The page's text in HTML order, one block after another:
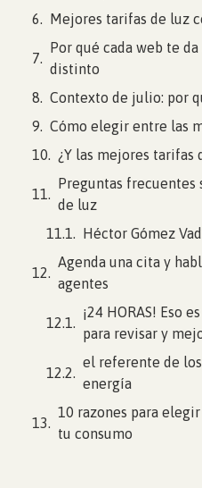
Mejores tarifas de luz
Por qué cada web te
distinto
Contexto de julio: por
Cómo elegir entre las
¿Y las mejores tarifas
Preguntas
de luz
Héctor Gómez
Agenda una cita y
agentes
¡24 HORAS! Eso
para revisar y
el referente de
energía
10 razones para
tu consumo